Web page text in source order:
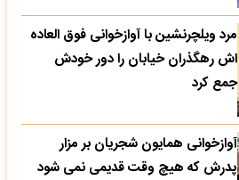
مرد ویلچرنشین با آوازخوانی فوق العاده
اش رهگذران خیابان را دور خودش
جمع کرد
آوازخوانی همایون شجریان بر مزار
پدرش که هیچ وقت قدیمی نمی شود